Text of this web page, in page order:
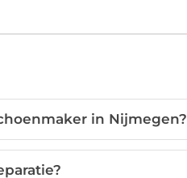
in Nijmegen?